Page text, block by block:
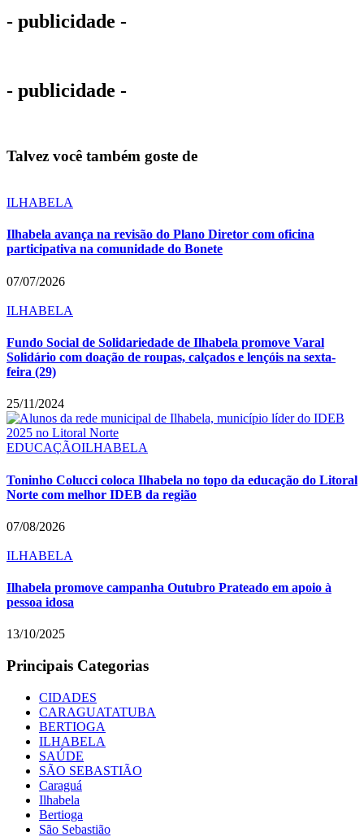
- publicidade -
- publicidade -
Talvez você também goste de
ILHABELA
Ilhabela avança na revisão do Plano Diretor com oficina
participativa na comunidade do Bonete
07/07/2026
ILHABELA
Fundo Social de Solidariedade de Ilhabela promove Varal
Solidário com doação de roupas, calçados e lençóis na sexta-
feira (29)
25/11/2024
EDUCAÇÃOILHABELA
Toninho Colucci coloca Ilhabela no topo da educação do Litoral
Norte com melhor IDEB da região
07/08/2026
ILHABELA
Ilhabela promove campanha Outubro Prateado em apoio à
pessoa idosa
13/10/2025
Principais Categorias
CIDADES
CARAGUATATUBA
BERTIOGA
ILHABELA
SAÚDE
SÃO SEBASTIÃO
Caraguá
Ilhabela
Bertioga
São Sebastião